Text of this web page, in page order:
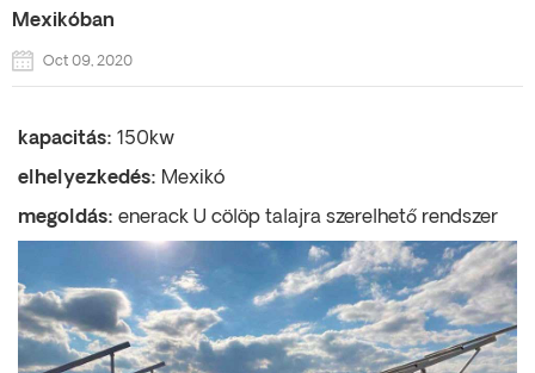
Mexikóban
Oct 09, 2020
kapacitás: 150kw
elhelyezkedés: Mexikó
megoldás: enerack U cölöp talajra szerelhető rendszer